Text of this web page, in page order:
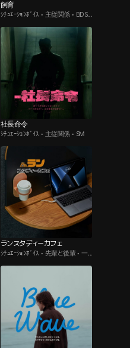
飼育
ｼﾁｭｴｰｼｮﾝﾎﾞｲｽ • 主従関係 • BDS
社長命令
ｼﾁｭｴｰｼｮﾝﾎﾞｲｽ • 主従関係 • SM
ランスタディーカフェ
ｼﾁｭｴｰｼｮﾝﾎﾞｲｽ • 先輩と後輩 • 一